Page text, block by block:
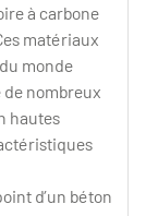
à carbone
matériaux
monde
de nombreux
hautes
d’un béton